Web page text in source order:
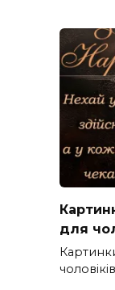
для